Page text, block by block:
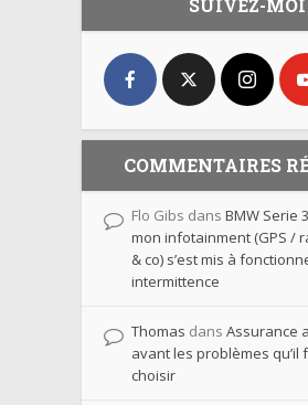
SUIVEZ-MOI
COMMENTAIRES
Flo Gibs dans BMW Serie
mon infotainment (GPS /
& co) s’est mis à
intermittence
Thomas dans Assurance
avant les problèmes qu’il
choisir